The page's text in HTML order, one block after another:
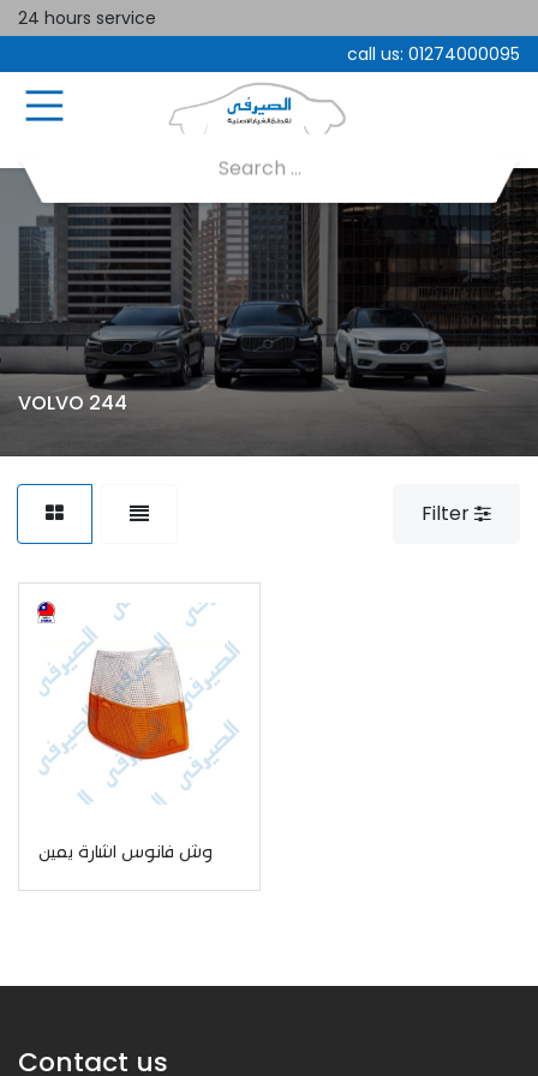
24 hours service
call us: 01274000095
VOLVO 244
Filter
وش فانوس اشارة يمين
Contact us